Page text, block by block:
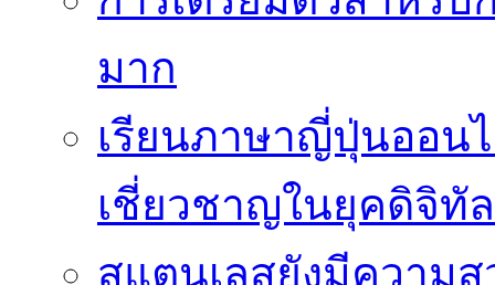
มาก
เรียนภาษาญี่ปุ่นออน
เชี่ยวชาญในยุคดิจิทัล
สแตนเลสยังมีความ